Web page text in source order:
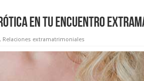
en tu encuentro
, Relaciones extramatrimoniales